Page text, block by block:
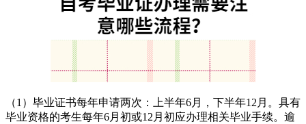
（1）毕业证书每年申请两次：上半年6月，下半年12月。具有
毕业资格的考生每年6月初或12月初应办理相关毕业手续。逾